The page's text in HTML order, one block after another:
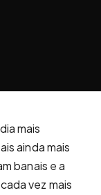
mais
ainda mais
banais e a
vez mais